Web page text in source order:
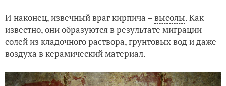
И наконец, извечный враг кирпича –высолы. Как
известно, они образуются в результате миграции
солей из кладочного раствора, грунтовых вод и даже
воздуха в керамический материал.